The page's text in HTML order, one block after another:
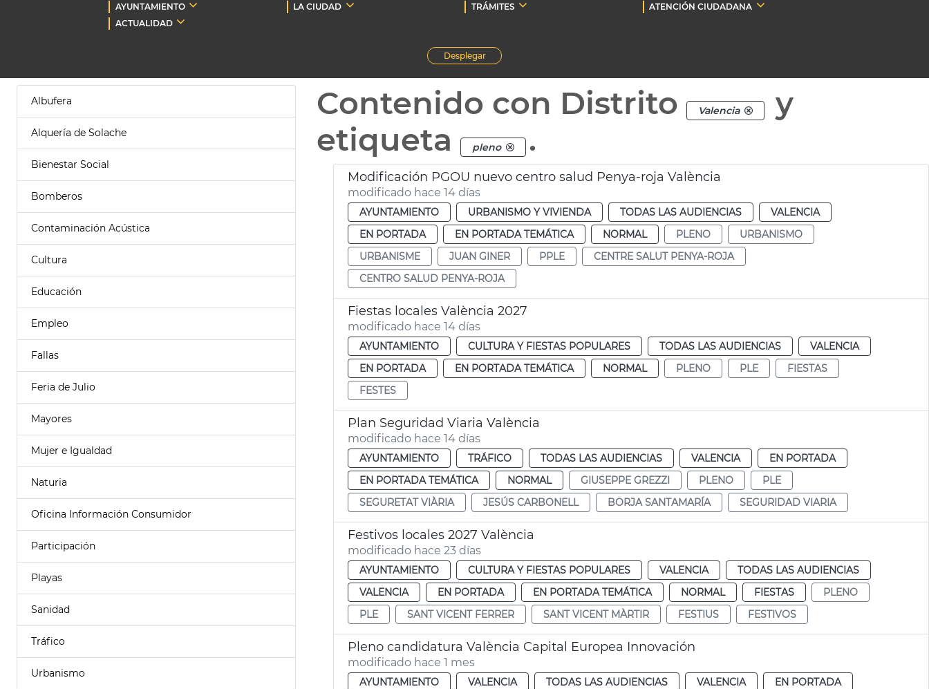
AYUNTAMIENTO LA CIUDAD TRÁMITES
ATENCIÓN CIUDADANA
ACTUALIDAD
Desplegar
Albufera
Alquería de Solache
Bienestar Social
Bomberos
Contaminación Acústica
Cultura
Educación
Empleo
Fallas
Feria de Julio
Mayores
Mujer e Igualdad
Naturia
Oficina Información Consumidor
Participación
Playas
Sanidad
Tráfico
Urbanismo
Contenido con Distrito Valencia
y
etiqueta
pleno .
Modificación PGOU nuevo centro salud Penya-roja València
modificado hace 14 días
AYUNTAMIENTO URBANISMO Y VIVIENDA TODAS LAS AUDIENCIAS
VALENCIA
EN PORTADA
EN PORTADA TEMÁTICA NORMAL PLENO
URBANISMO
URBANISME
JUAN GINER PPLE
CENTRE SALUT PENYA-ROJA
CENTRO SALUD PENYA-ROJA
Fiestas locales València 2027
modificado hace 14 días
AYUNTAMIENTO CULTURA Y FIESTAS POPULARES TODAS LAS AUDIENCIAS
VALENCIA
EN PORTADA
EN PORTADA TEMÁTICA NORMAL PLENO PLE
FIESTAS
FESTES
Plan Seguridad Viaria València
modificado hace 14 días
AYUNTAMIENTO TRÁFICO TODAS LAS AUDIENCIAS VALENCIA
EN PORTADA
EN PORTADA TEMÁTICA
NORMAL GIUSEPPE GREZZI PLENO
PLE
SEGURETAT VIÀRIA
JESÚS CARBONELL BORJA SANTAMARÍA SEGURIDAD VIARIA
Festivos locales 2027 València
modificado hace 23 días
AYUNTAMIENTO CULTURA Y FIESTAS POPULARES VALENCIA
TODAS LAS AUDIENCIAS
VALENCIA
EN PORTADA EN PORTADA TEMÁTICA NORMAL FIESTAS
PLENO
PLE
SANT VICENT FERRER SANT VICENT MÀRTIR FESTIUS FESTIVOS
Pleno candidatura València Capital Europea Innovación
modificado hace 1 mes
AYUNTAMIENTO VALENCIA TODAS LAS AUDIENCIAS VALENCIA
EN PORTADA